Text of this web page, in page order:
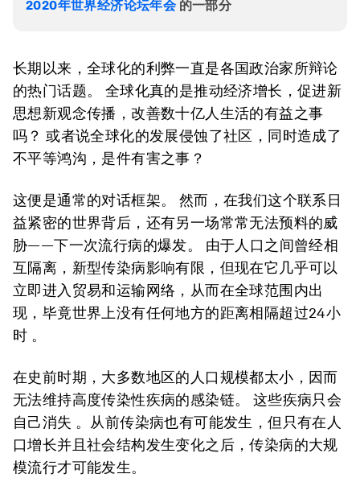
2020年世界经济论坛年会的一部分
长期以来，全球化的利弊一直是各国政治家所辩论
的热门话题。 全球化真的是推动经济增长，促进新
思想新观念传播，改善数十亿人生活的有益之事
吗？ 或者说全球化的发展侵蚀了社区，同时造成了
不平等鸿沟，是件有害之事？
这便是通常的对话框架。 然而，在我们这个联系日
益紧密的世界背后，还有另一场常常无法预料的威
胁——下一次流行病的爆发。 由于人口之间曾经相
互隔离，新型传染病影响有限，但现在它几乎可以
立即进入贸易和运输网络，从而在全球范围内出
现，毕竟世界上没有任何地方的距离相隔超过24小
时 。
在史前时期，大多数地区的人口规模都太小，因而
无法维持高度传染性疾病的感染链。 这些疾病只会
自己消失 。从前传染病也有可能发生，但只有在人
口增长并且社会结构发生变化之后，传染病的大规
模流行才可能发生。